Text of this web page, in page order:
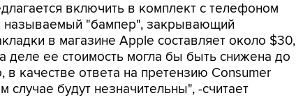
включить в комплект с телефоном
называемый "бампер", закрывающий
в магазине Apple составляет около $30,
деле ее стоимость могла бы быть снижена до
качестве ответа на претензию Consumer
будут незначительны", -считает